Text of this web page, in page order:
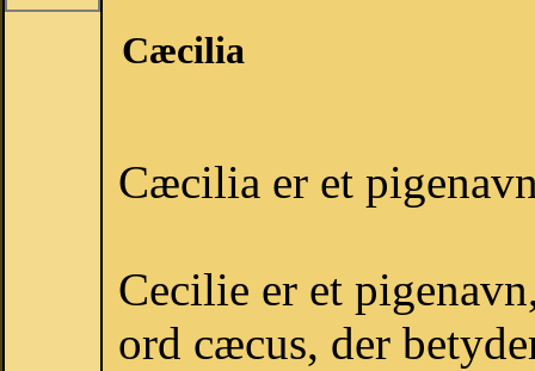
Cæcilia
Cæcilia er et
Cecilie er et
ord cæcus, der